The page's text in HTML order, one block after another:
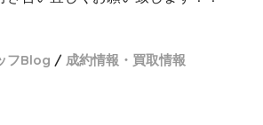
フBlog 成約情報・買取情報